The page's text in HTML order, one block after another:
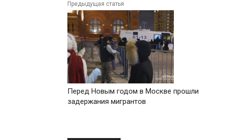
Предыдущая статья
Перед Новым годом в Москве прошли
задержания мигрантов